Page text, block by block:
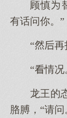
顾慎
有话问你。”
“再
“情况
龙王的
胳膊，“请问